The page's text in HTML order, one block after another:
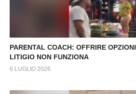
PARENTAL COACH: OFFRIRE
LITIGIO NON FUNZIONA
6 LUGLIO 2026